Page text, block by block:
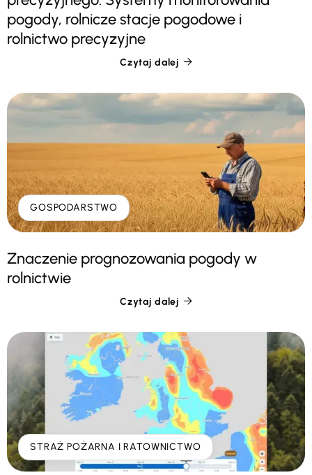
pogody, rolnicze stacje pogodowe i
rolnictwo precyzyjne
Czytaj dalej 
GOSPODARSTWO
Znaczenie prognozowania pogody w
rolnictwie
Czytaj dalej 
STRAŻ POŻARNA I RATOWNICTWO